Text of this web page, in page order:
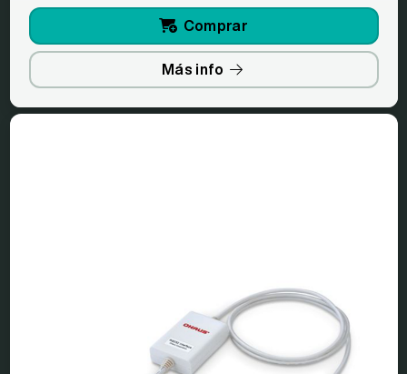
Comprar
Más info